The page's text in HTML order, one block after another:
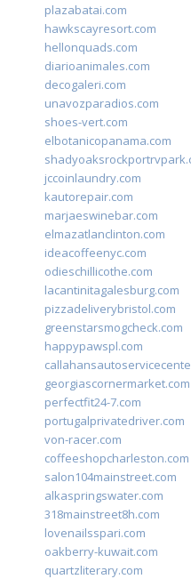
plazabatai.com
hawkscayresort.com
hellonquads.com
diarioanimales.com
decogaleri.com
unavozparadios.com
shoes-vert.com
elbotanicopanama.com
jccoinlaundry.com
kautorepair.com
marjaeswinebar.com
elmazatlanclinton.com
ideacoffeenyc.com
odieschillicothe.com
lacantinitagalesburg.com
pizzadeliverybristol.com
greenstarsmogcheck.com
happypawspl.com
georgiascornermarket.com
perfectfit24-7.com
portugalprivatedriver.com
von-racer.com
coffeeshopcharleston.com
salon104mainstreet.com
alkaspringswater.com
318mainstreet8h.com
lovenailsspari.com
oakberry-kuwait.com
quartzliterary.com